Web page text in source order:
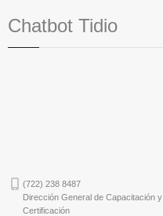
Chatbot Tidio
(722) 238 8487
Dirección General de Capacitación y
Certificación